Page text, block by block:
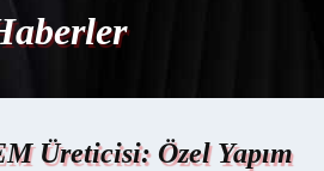
Üreticisi: Özel Yapım